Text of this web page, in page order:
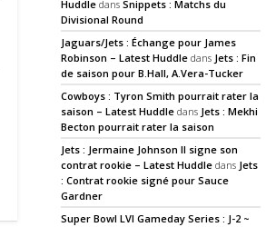
Huddle dansSnippets : Matchs du
Divisional Round
Jaguars/Jets : Échange pour James
Robinson – Latest Huddle dans Jets : Fin
de saison pour B.Hall, A.Vera-Tucker
Cowboys : Tyron Smith pourrait rater la
saison – Latest Huddle dans Jets : Mekhi
Becton pourrait rater la saison
Jets : Jermaine Johnson II signe son
contrat rookie – Latest Huddle dans Jets
: Contrat rookie signé pour Sauce
Gardner
Super Bowl LVI Gameday Series : J-2 ~